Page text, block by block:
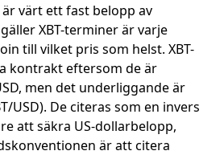
värt ett fast belopp av
XBT-terminer är varje
till vilket pris som helst. XBT-
kontrakt eftersom de är
men det underliggande är
USD). De citeras som en invers
att säkra US-dollarbelopp,
är att citera